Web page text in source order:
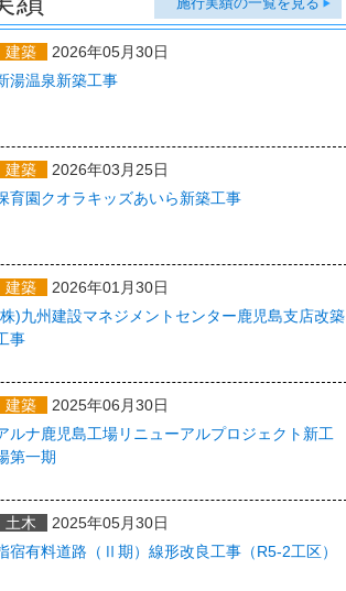
建築
2026年05月30日
湯温泉新築工事
建築
2026年03月25日
育園クオラキッズあいら新築工事
建築
2026年01月30日
)九州建設マネジメントセンター鹿児島支店改築
事
建築
2025年06月30日
ルナ鹿児島工場リニューアルプロジェクト新工
第一期
土木
2025年05月30日
宿有料道路（Ⅱ期）線形改良工事（R5-2工区）